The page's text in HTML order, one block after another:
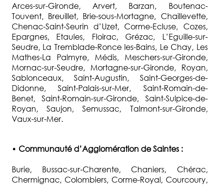
Arces-sur-Gironde, Arvert, Barzan, Boutenac-
Touvent, Breuillet, Brie-sous-Mortagne, Chaillevette,
Chenac-Saint-Seurin d’Uzet, Corme-Ecluse, Cozes,
Epargnes, Etaules, Floirac, Grézac, L’Eguille-sur-
Seudre, La Tremblade-Ronce les-Bains, Le Chay, Les
Mathes-La Palmyre, Médis, Meschers-sur-Gironde,
Mornac-sur-Seudre, Mortagne-sur-Gironde, Royan,
Sablonceaux, Saint-Augustin, Saint-Georges-de-
Didonne, Saint-Palais-sur-Mer, Saint-Romain-de-
Benet, Saint-Romain-sur-Gironde, Saint-Sulpice-de-
Royan, Saujon, Semussac, Talmont-sur-Gironde,
Vaux-sur-Mer.
• Communauté d’Agglomération de Saintes :
Burie, Bussac-sur-Charente, Chaniers, Chérac,
Chermignac, Colombiers, Corme-Royal, Courcoury,